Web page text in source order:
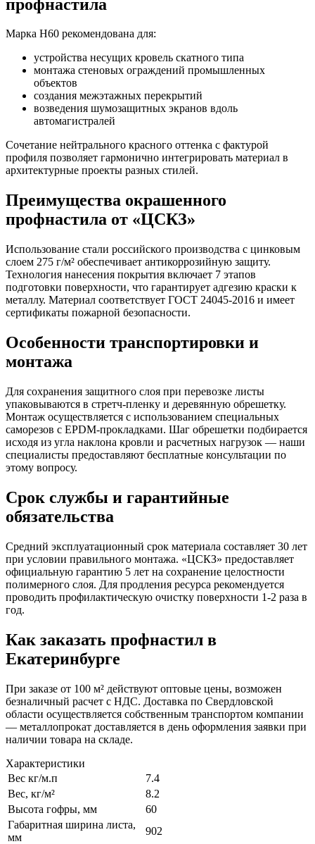
профнастила
Марка Н60 рекомендована для:
устройства несущих кровель скатного типа
монтажа стеновых ограждений промышленных
объектов
создания межэтажных перекрытий
возведения шумозащитных экранов вдоль
автомагистралей
Сочетание нейтрального красного оттенка с фактурой
профиля позволяет гармонично интегрировать материал в
архитектурные проекты разных стилей.
Преимущества окрашенного
профнастила от «ЦСКЗ»
Использование стали российского производства с цинковым
слоем 275 г/м² обеспечивает антикоррозийную защиту.
Технология нанесения покрытия включает 7 этапов
подготовки поверхности, что гарантирует адгезию краски к
металлу. Материал соответствует ГОСТ 24045-2016 и имеет
сертификаты пожарной безопасности.
Особенности транспортировки и
монтажа
Для сохранения защитного слоя при перевозке листы
упаковываются в стретч-пленку и деревянную обрешетку.
Монтаж осуществляется с использованием специальных
саморезов с EPDM-прокладками. Шаг обрешетки подбирается
исходя из угла наклона кровли и расчетных нагрузок — наши
специалисты предоставляют бесплатные консультации по
этому вопросу.
Срок службы и гарантийные
обязательства
Средний эксплуатационный срок материала составляет 30 лет
при условии правильного монтажа. «ЦСКЗ» предоставляет
официальную гарантию 5 лет на сохранение целостности
полимерного слоя. Для продления ресурса рекомендуется
проводить профилактическую очистку поверхности 1-2 раза в
год.
Как заказать профнастил в
Екатеринбурге
При заказе от 100 м² действуют оптовые цены, возможен
безналичный расчет с НДС. Доставка по Свердловской
области осуществляется собственным транспортом компании
— металлопрокат доставляется в день оформления заявки при
наличии товара на складе.
Характеристики
Вес кг/м.п
7.4
Вес, кг/м²
8.2
Высота гофры, мм
60
Габаритная ширина листа,
мм
902